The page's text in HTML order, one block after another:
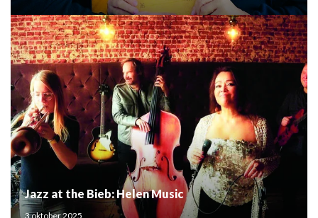
Jazz at the Bieb: Helen Music
3 oktober 2025